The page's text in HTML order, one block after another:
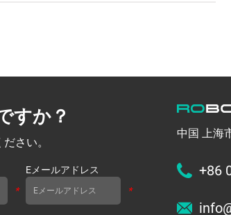
すか？
さい。
*
Eメールアドレス
*
中国 上海
+86